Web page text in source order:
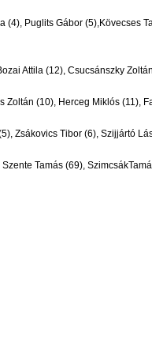
Puglits Gábor (5),Kövecses
Attila (12), Csucsánszky
(10), Herceg Miklós
Zsákovics Tibor (6), Szijjártó
Tamás (69),